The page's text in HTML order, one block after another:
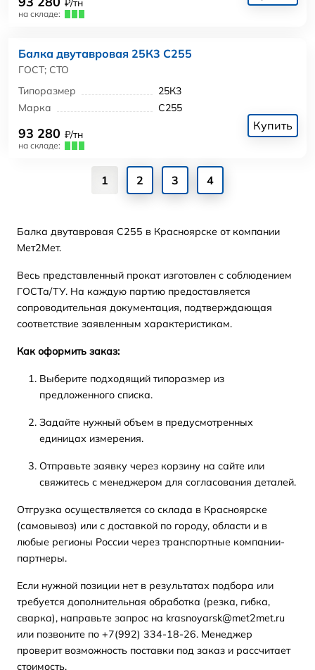
₽/тн
на складе:
Балка двутавровая 25К3 С255
ГОСТ; СТО
Типоразмер
25К3
Марка
С255
93 280 ₽/тн
на складе:
Купить
1 2 3 4
Балка двутавровая С255 в Красноярске от компании
Мет2Мет.
Весь представленный прокат изготовлен с соблюдением
ГОСТа/ТУ. На каждую партию предоставляется
сопроводительная документация, подтверждающая
соответствие заявленным характеристикам.
Как оформить заказ:
Выберите подходящий типоразмер из
предложенного списка.
Задайте нужный объем в предусмотренных
единицах измерения.
Отправьте заявку через корзину на сайте или
свяжитесь с менеджером для согласования деталей.
Отгрузка осуществляется со склада в Красноярске
(самовывоз) или с доставкой по городу, области и в
любые регионы России через транспортные компании-
партнеры.
Если нужной позиции нет в результатах подбора или
требуется дополнительная обработка (резка, гибка,
сварка), направьте запрос на krasnoyarsk@met2met.ru
или позвоните по +7(992) 334-18-26. Менеджер
проверит возможность поставки под заказ и рассчитает
стоимость.